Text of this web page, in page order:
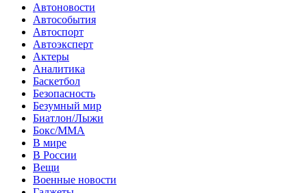
Автоновости
Автособытия
Автоспорт
Автоэксперт
Актеры
Аналитика
Баскетбол
Безопасность
Безумный мир
Биатлон/Лыжи
Бокс/MMA
В мире
В России
Вещи
Военные новости